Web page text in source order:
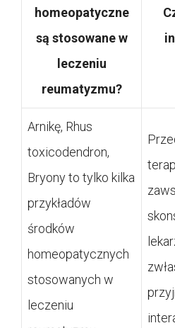
homeopatyczne
są stosowane w
leczeniu
reumatyzmu?
Arnikę, Rhus
toxicodendron,
Bryony to tylko kilka
przykładów
środków
homeopatycznych
stosowanych w
leczeniu